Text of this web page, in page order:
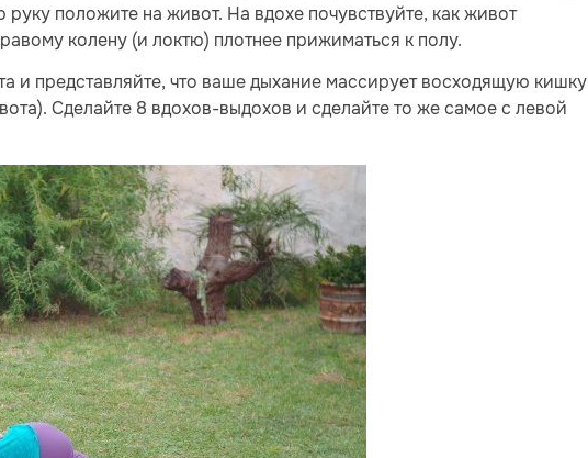
положите на живот. На вдохе почувствуйте, как живот
колену (и локтю) плотнее прижиматься к полу.
и представляйте, что ваше дыхание массирует восходящую кишку
Сделайте 8 вдохов-выдохов и сделайте то же самое с левой